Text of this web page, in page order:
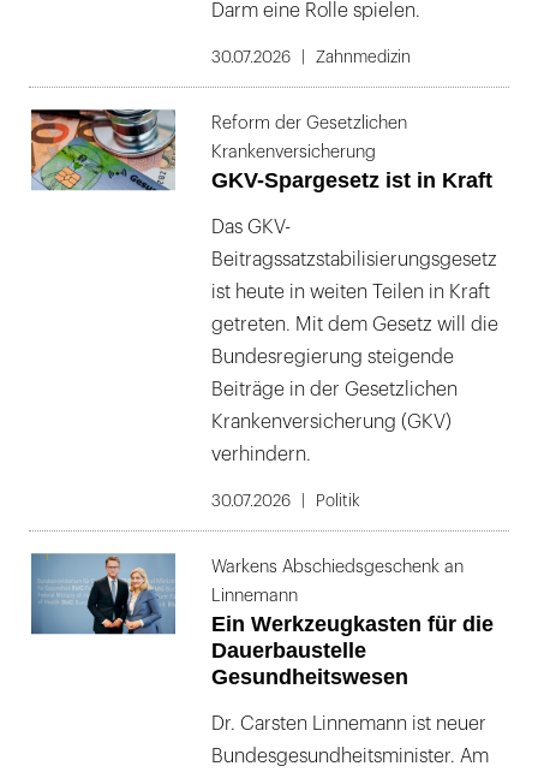
Darm eine Rolle spielen.
30.07.2026 Zahnmedizin
Reform der Gesetzlichen
Krankenversicherung
GKV-Spargesetz ist in Kraft
Das GKV-
Beitragssatzstabilisierungsgesetz
ist heute in weiten Teilen in Kraft
getreten. Mit dem Gesetz will die
Bundesregierung steigende
Beiträge in der Gesetzlichen
Krankenversicherung (GKV)
verhindern.
30.07.2026 Politik
Warkens Abschiedsgeschenk an
Linnemann
Ein Werkzeugkasten für die
Dauerbaustelle
Gesundheitswesen
Dr. Carsten Linnemann ist neuer
Bundesgesundheitsminister. Am